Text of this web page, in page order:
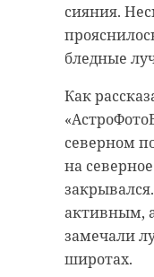
сияния.
бледные
Как
северном
на
активным,
замечали
широтах.